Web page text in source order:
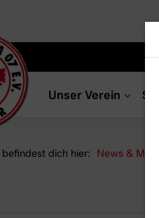
Unser Verein
befindest dich hier: News & Media